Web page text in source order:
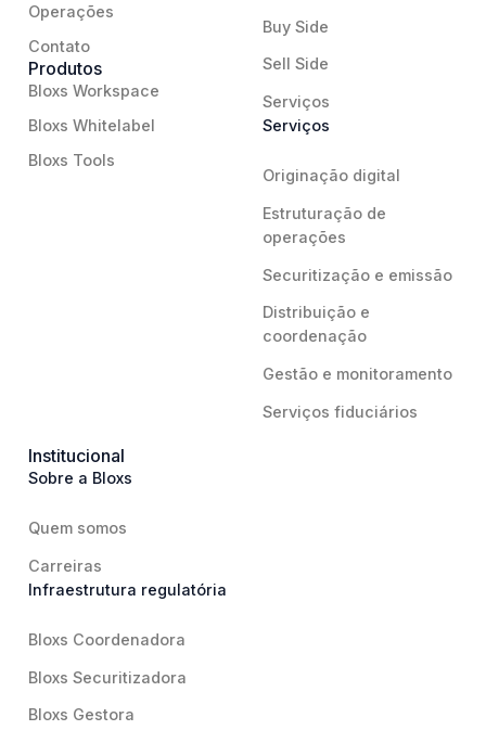
Operações
Contato
Produtos
Bloxs Workspace
Bloxs Whitelabel
Bloxs Tools
Buy Side
Sell Side
Serviços
Serviços
Originação digital
Estruturação de
operações
Securitização e emissão
Distribuição e
coordenação
Gestão e monitoramento
Serviços fiduciários
Institucional
Sobre a Bloxs
Quem somos
Carreiras
Infraestrutura regulatória
Bloxs Coordenadora
Bloxs Securitizadora
Bloxs Gestora